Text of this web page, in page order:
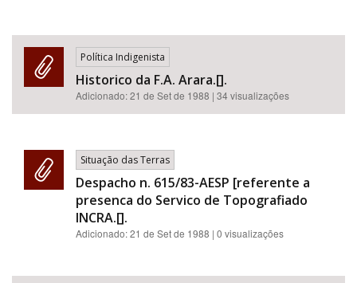
Política Indigenista
Historico da F.A. Arara.[].
Adicionado:21 de Set de 1988 | 34 visualizações
Situação das Terras
Despacho n. 615/83-AESP [referente a
presenca do Servico de Topografiado
INCRA.[].
Adicionado:21 de Set de 1988 | 0 visualizações